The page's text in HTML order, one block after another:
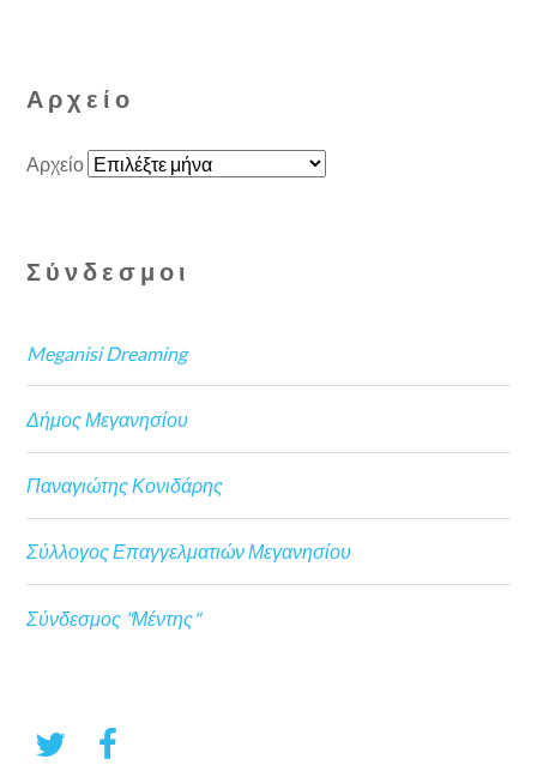
Αρχείο
Αρχείο
Σύνδεσμοι
Meganisi Dreaming
Δήμος Μεγανησίου
Παναγιώτης Κονιδάρης
Σύλλογος Επαγγελματιών Μεγανησίου
Σύνδεσμος "Μέντης"